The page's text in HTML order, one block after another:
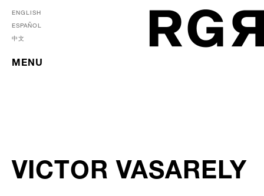
ENGLISH
ESPAÑOL
中文
MENU
VICTOR VASARELY